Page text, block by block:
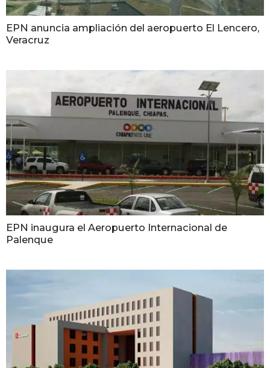
EPN anuncia ampliación del aeropuerto El Lencero,
Veracruz
EPN inaugura el Aeropuerto Internacional de
Palenque